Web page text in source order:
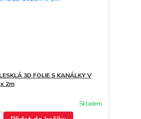
3D FOLIE S KANÁLKY V
2m
Skladem